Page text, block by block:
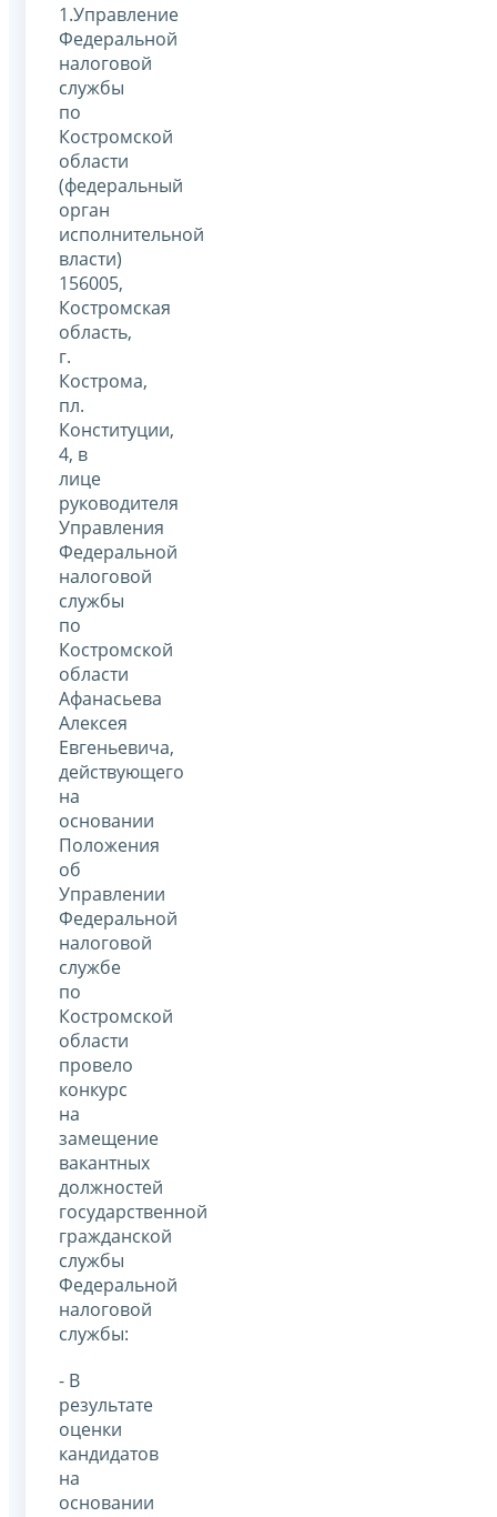
1.Управление
Федеральной
налоговой
службы
по
Костромской
области
(федеральный
орган
исполнительной
власти)
156005,
Костромская
область,
г.
Кострома,
пл.
Конституции,
4, в
лице
руководителя
Управления
Федеральной
налоговой
службы
по
Костромской
области
Афанасьева
Алексея
Евгеньевича,
действующего
на
основании
Положения
об
Управлении
Федеральной
налоговой
службе
по
Костромской
области
провело
конкурс
на
замещение
вакантных
должностей
государственной
гражданской
службы
Федеральной
налоговой
службы:
- В
результате
оценки
кандидатов
на
основании